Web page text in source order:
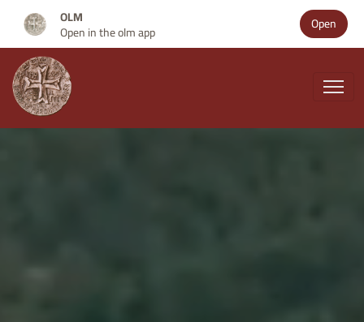
Open
OLM
Open in the olm app